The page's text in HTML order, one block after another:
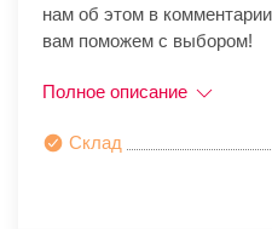
нам об этом в
вам поможем с выбором!
Полное описание
Склад